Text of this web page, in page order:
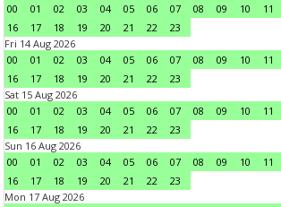
00
01 02 03 04 05 06 07 08 09 10 11
16
17 18 19 20 21 22
23
Fri 14 Aug 2026
00
01 02 03 04 05 06 07 08 09 10 11
16
17 18 19 20 21 22
23
Sat 15 Aug 2026
00
01 02 03 04 05 06 07 08 09 10 11
16
17 18 19 20 21 22
23
Sun 16 Aug 2026
00
01 02 03 04 05 06 07 08 09 10 11
16
17 18 19 20 21 22
23
Mon 17 Aug 2026